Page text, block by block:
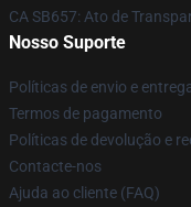
CA SB657: Ato de
Nosso Suporte
Políticas de envio e
Termos de pagamento
Políticas de devolução e
Contacte-nos
Ajuda ao cliente (FAQ)